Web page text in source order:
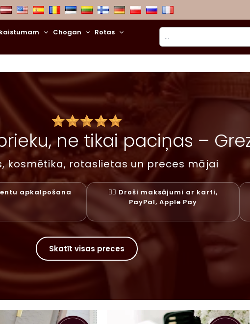
Chogan
Rotas
Meklēt
ne tikai paciņas –
kosmētika, rotaslietas un preces mājai
apkalpošana
✓⃝ Droši maksājumi ar karti,
PayPal, Apple Pay
Skatīt visas preces